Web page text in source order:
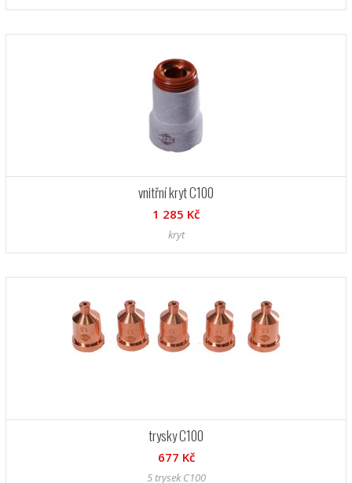
vnitřní kryt C100
1 285 Kč
kryt
trysky C100
677 Kč
5 trysek C100